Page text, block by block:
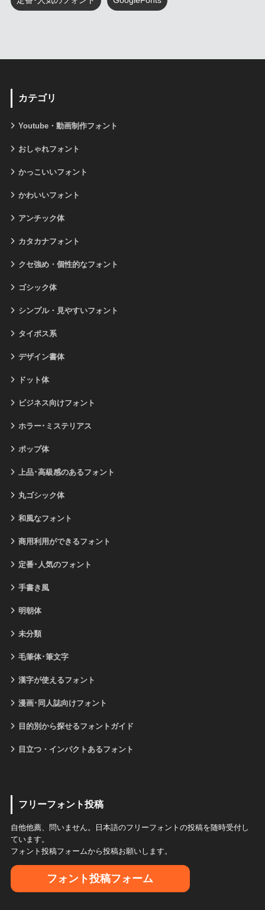
カテゴリ
Youtube・動画制作フォント
おしゃれフォント
かっこいいフォント
かわいいフォント
アンチック体
カタカナフォント
クセ強め・個性的なフォント
ゴシック体
シンプル・見やすいフォント
タイポス系
デザイン書体
ドット体
ビジネス向けフォント
ホラー･ミステリアス
ポップ体
上品･高級感のあるフォント
丸ゴシック体
和風なフォント
商用利用ができるフォント
定番･人気のフォント
手書き風
明朝体
未分類
毛筆体･筆文字
漢字が使えるフォント
漫画･同人誌向けフォント
目的別から探せるフォントガイド
目立つ・インパクトあるフォント
フリーフォント投稿
自他他薦、問いません。日本語のフリーフォントの投稿を随時受付し
ています。
フォント投稿フォームから投稿お願いします。
フォント投稿フォーム